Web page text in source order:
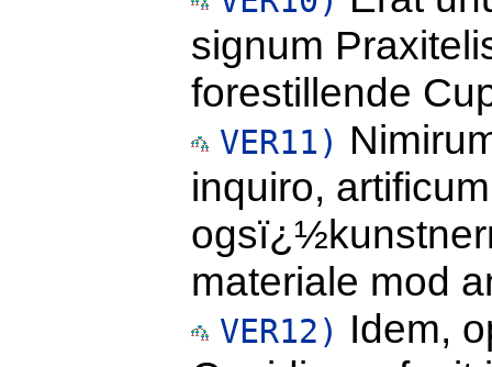
signum
forestillende
VER11)
inquiro,
materiale mod
VER12) Idem,